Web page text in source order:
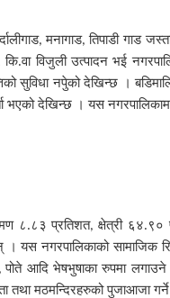
,मनागाड,तिपाडी गाड
विजुली उत्पादन भई
सुविधा नपुेको देखिन्छ ।
भएको देखिन्छ । यस
८.८३ प्रतिशत,क्षेत्री ६४.९०
यस नगरपालिकाको सामाजिक
पोते आदि भेषभुषाका रुपमा
तथा मठमन्दिरहरुको पुजाआजा